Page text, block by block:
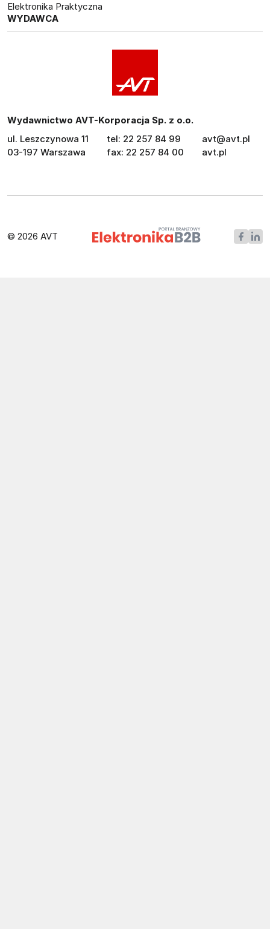
Elektronika Praktyczna
WYDAWCA
Wydawnictwo AVT-Korporacja Sp. z o.o.
ul. Leszczynowa 11
03-197 Warszawa
tel: 22 257 84 99
fax: 22 257 84 00
avt@avt.pl
avt.pl
© 2026 AVT